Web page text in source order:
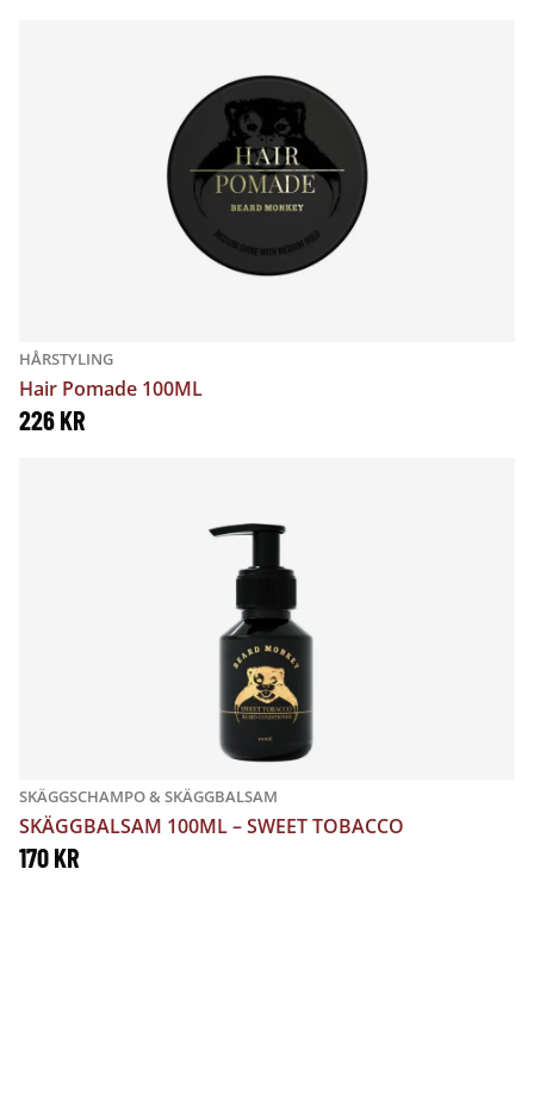
HÅRSTYLING
Hair Pomade 100ML
226KR
SKÄGGSCHAMPO & SKÄGGBALSAM
SKÄGGBALSAM 100ML – SWEET TOBACCO
170KR